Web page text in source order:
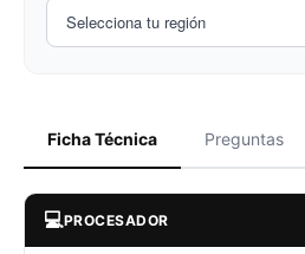
Ficha Técnica Preguntas
💻PROCESADOR